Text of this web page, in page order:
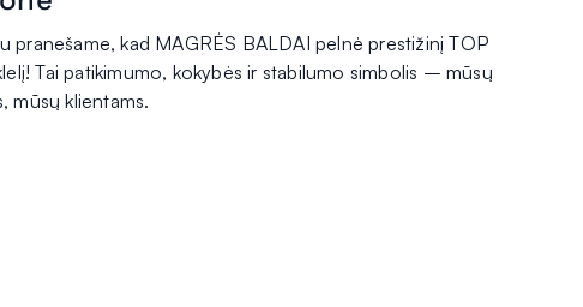
pranešame, kad MAGRĖS BALDAI pelnė prestižinį TOP
Tai patikimumo, kokybės ir stabilumo simbolis – mūsų
mūsų klientams.